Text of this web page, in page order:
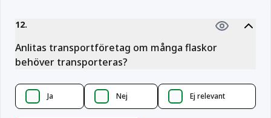
12.
Anlitas transportföretag om många flaskor
behöver transporteras?
Ja Nej Ej relevant